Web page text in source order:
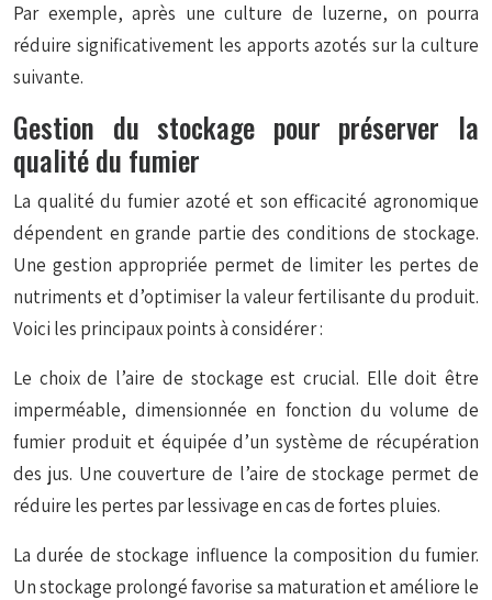
Par exemple, après une culture de luzerne, on pourra
réduire significativement les apports azotés sur la culture
suivante.
Gestion du stockage pour préserver la
qualité du fumier
La qualité du fumier azoté et son efficacité agronomique
dépendent en grande partie des conditions de stockage.
Une gestion appropriée permet de limiter les pertes de
nutriments et d’optimiser la valeur fertilisante du produit.
Voici les principaux points à considérer :
Le choix de l’aire de stockage est crucial. Elle doit être
imperméable, dimensionnée en fonction du volume de
fumier produit et équipée d’un système de récupération
des jus. Une couverture de l’aire de stockage permet de
réduire les pertes par lessivage en cas de fortes pluies.
La durée de stockage influence la composition du fumier.
Un stockage prolongé favorise sa maturation et améliore le